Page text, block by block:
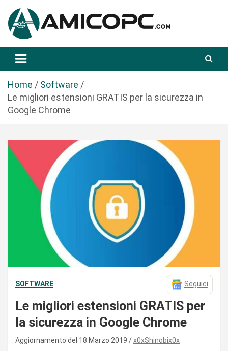
a
Amicopc.com
Home
Software
Le migliori estensioni GRATIS per la sicurezza in
Google Chrome
SOFTWARE Seguici
Le migliori estensioni GRATIS per
la sicurezza in Google Chrome
Aggiornamento del 18 Marzo 2019 x0xShinobix0x